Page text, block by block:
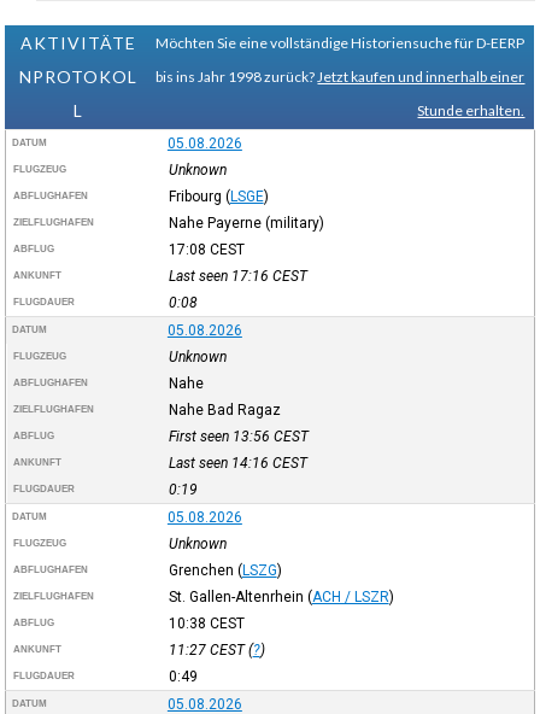
AKTIVITÄTE
NPROTOKOL
L
Möchten Sie eine vollständige Historiensuche für D-EERP
bis ins Jahr 1998 zurück? Jetzt kaufen und innerhalb einer
Stunde erhalten.
DATUM 05.08.2026
FLUGZEUG Unknown
ABFLUGHAFEN Fribourg (LSGE)
ZIELFLUGHAFEN Nahe Payerne (military)
ABFLUG 17:08 CEST
ANKUNFT Last seen 17:16 CEST
FLUGDAUER 0:08
DATUM 05.08.2026
FLUGZEUG Unknown
ABFLUGHAFEN Nahe
ZIELFLUGHAFEN Nahe Bad Ragaz
ABFLUG First seen 13:56 CEST
ANKUNFT Last seen 14:16 CEST
FLUGDAUER 0:19
DATUM 05.08.2026
FLUGZEUG Unknown
ABFLUGHAFEN Grenchen (LSZG)
ZIELFLUGHAFEN St. Gallen-Altenrhein (ACH / LSZR)
ABFLUG 10:38 CEST
ANKUNFT 11:27 CEST(?)
FLUGDAUER 0:49
DATUM 05.08.2026